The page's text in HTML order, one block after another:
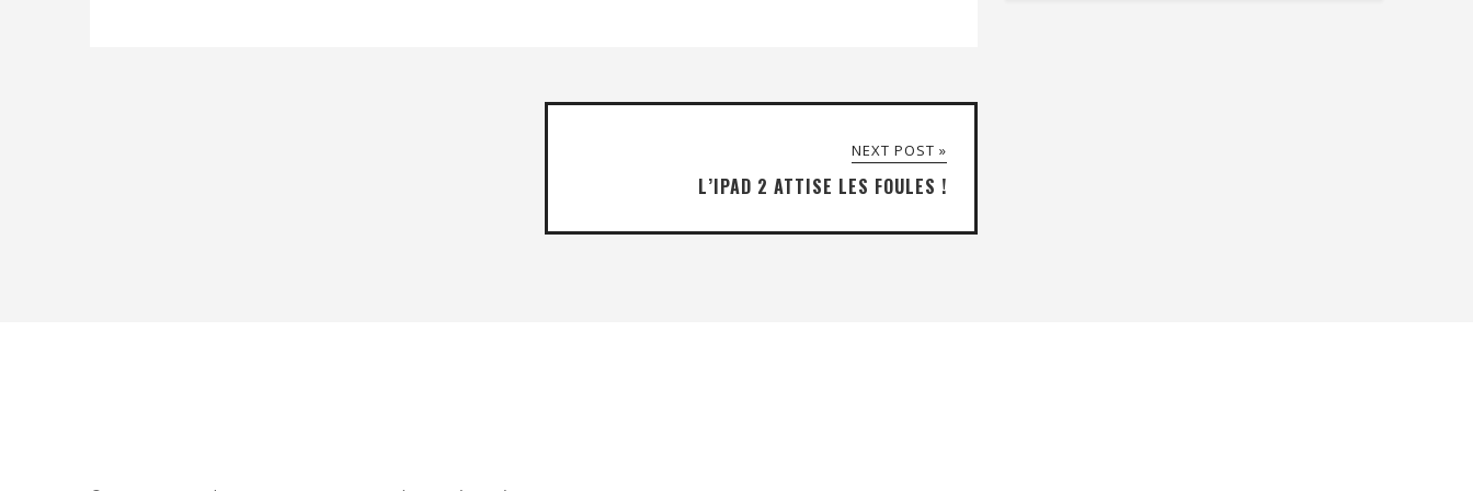
NEXT POST »
L’IPAD 2 ATTISE LES FOULES !